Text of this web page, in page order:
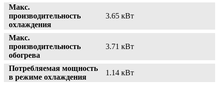
Макс.
производительность
охлаждения
3.65 кВт
Макс.
производительность
обогрева
3.71 кВт
Потребляемая мощность
в режиме охлаждения
1.14 кВт